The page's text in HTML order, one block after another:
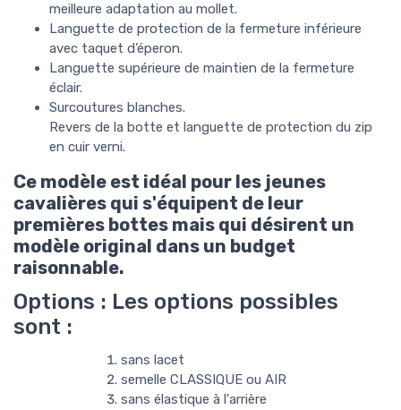
meilleure adaptation au mollet.
Languette de protection de la fermeture inférieure
avec taquet d’éperon.
Languette supérieure de maintien de la fermeture
éclair.
Surcoutures blanches.
Revers de la botte et languette de protection du zip
en cuir verni.
Ce modèle est idéal pour les jeunes
cavalières qui s'équipent de leur
premières bottes mais qui désirent un
modèle original dans un budget
raisonnable.
Options : Les options possibles
sont :
sans lacet
semelle CLASSIQUE ou AIR
sans élastique à l'arrière